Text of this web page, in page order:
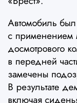
Автомобиль
с применением
досмотрового
в передней
замечены
В результате
включая